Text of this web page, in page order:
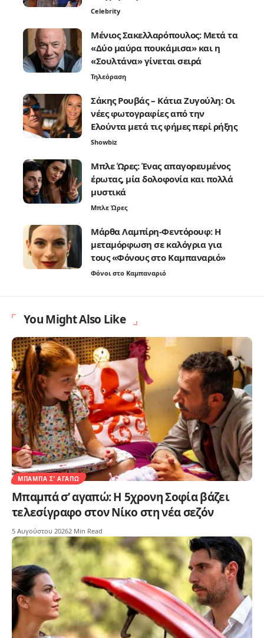
Celebrity
Μένιος Σακελλαρόπουλος: Μετά τα
«Δύο μαύρα πουκάμισα» και η
«Σουλτάνα» γίνεται σειρά
Τηλεόραση
Σάκης Ρουβάς – Κάτια Ζυγούλη: Οι
νέες φωτογραφίες από την
Ελούντα μετά τις φήμες περί ρήξης
Showbiz
Μπλε Ώρες: Ένας απαγορευμένος
έρωτας, μία δολοφονία και πολλά
μυστικά
Μπλε Ώρες
Μάρθα Λαμπίρη-Φεντόρουφ: Η
μεταμόρφωση σε καλόγρια για
τους «Φόνους στο Καμπαναριό»
Φόνοι στο Καμπαναριό
You Might Also Like
ΜΠΑΜΠΆ Σ’ ΑΓΑΠΏ
Μπαμπά σ’ αγαπώ: Η 5χρονη Σοφία βάζει
τελεσίγραφο στον Νίκο στη νέα σεζόν
5 Αυγούστου 20262 Min Read